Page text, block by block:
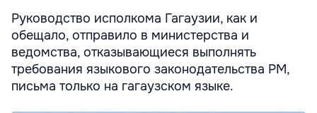
Руководство исполкома Гагаузии, как и
обещало, отправило в министерства и
ведомства, отказывающиеся выполнять
требования языкового законодательства РМ,
письма только на гагаузском языке.